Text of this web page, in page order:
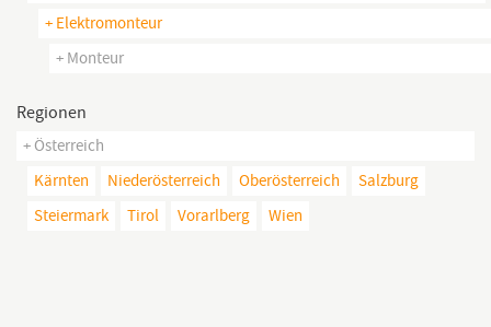
+ Elektromonteur
+ Monteur
Regionen
+ Österreich
Kärnten
Niederösterreich Oberösterreich
Salzburg
Steiermark
Tirol Vorarlberg Wien